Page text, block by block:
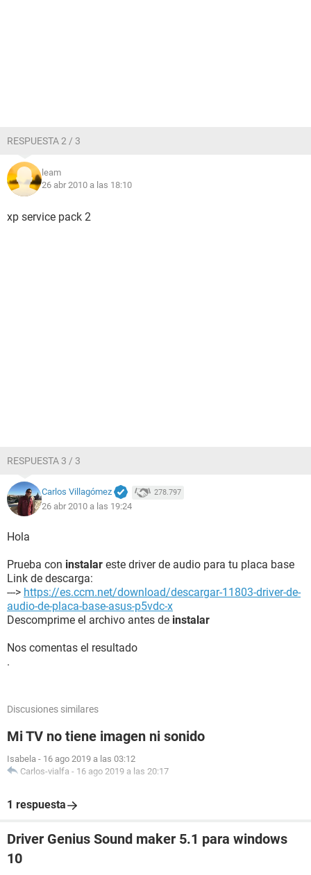
RESPUESTA 2 / 3
leam
26 abr 2010 a las 18:10
xp service pack 2
RESPUESTA 3 / 3
Carlos Villagómez 278.797
26 abr 2010 a las 19:24
Hola
Prueba con instalar este driver de audio para tu placa base
Link de descarga:
---> https://es.ccm.net/download/descargar-11803-driver-de-
audio-de-placa-base-asus-p5vdc-x
Descomprime el archivo antes de instalar
Nos comentas el resultado
.
Discusiones similares
Mi TV no tiene imagen ni sonido
Isabela - 16 ago 2019 a las 03:12
Carlos-vialfa - 16 ago 2019 a las 20:17
1 respuesta
Driver Genius Sound maker 5.1 para windows
10